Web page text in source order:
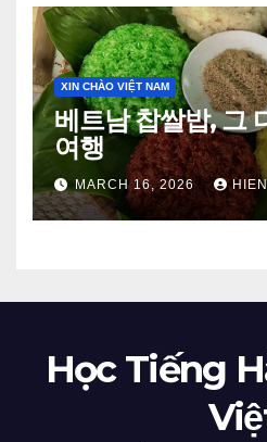
XIN CHÀO VIỆT NAM
베트남 찹쌀밥, 그
여행
MARCH 16, 2026
Học Tiếng